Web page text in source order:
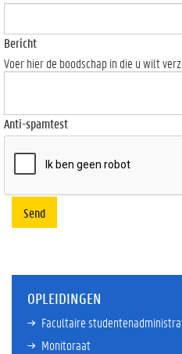
Bericht
Voer hier de boodschap in die u wilt
Anti-spamtest
Send
OPLEIDINGEN
Facultaire
Monitoraat